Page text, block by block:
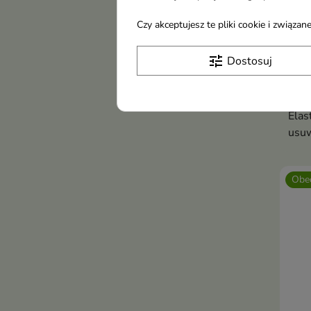
Czy akceptujesz te pliki cookie i
tune Dostosuj